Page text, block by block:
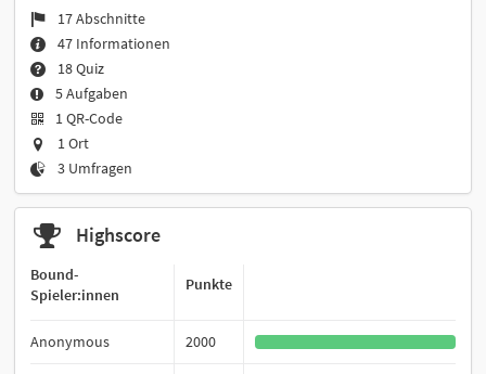
17 Abschnitte
47 Informationen
18 Quiz
5 Aufgaben
1 QR-Code
1 Ort
3 Umfragen
Highscore
Bound-
Spieler:innen
Punkte
Anonymous 2000